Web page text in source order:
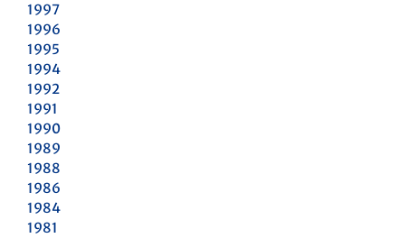
1997
1996
1995
1994
1992
1991
1990
1989
1988
1986
1984
1981